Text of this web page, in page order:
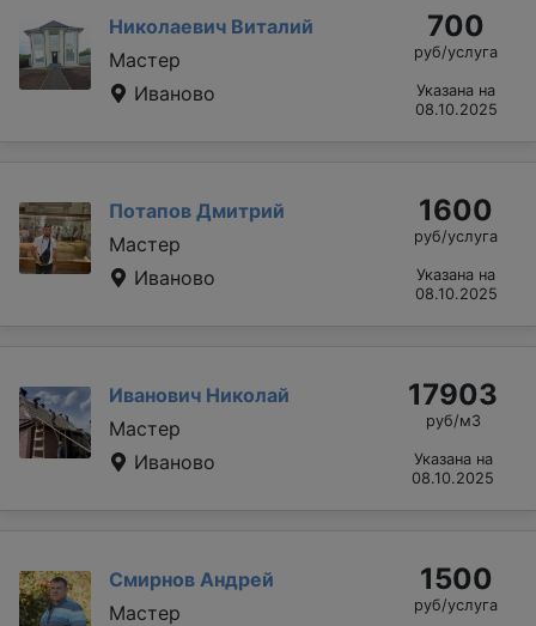
Николаевич Виталий
Мастер
Иваново
700
руб/услуга
Указана на
08.10.2025
Потапов Дмитрий
Мастер
Иваново
1600
руб/услуга
Указана на
08.10.2025
Иванович Николай
Мастер
Иваново
17903
руб/м3
Указана на
08.10.2025
Смирнов Андрей
Мастер
1500
руб/услуга